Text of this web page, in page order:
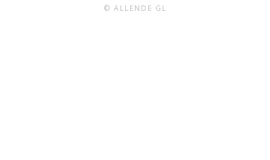
© ALLENDE GL